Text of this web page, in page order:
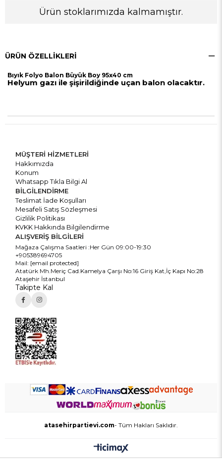
Ürün stoklarımızda kalmamıştır.
ÜRÜN ÖZELLIKLERI
Bıyık Folyo Balon Büyük Boy 95x40 cm
Helyum gazı ile şişirildiğinde uçan balon olacaktır.
MÜŞTERİ HİZMETLERİ
Hakkımızda
Konum
Whatsapp Tıkla Bilgi Al
BİLGİLENDİRME
Teslimat İade Koşulları
Mesafeli Satış Sözleşmesi
Gizlilik Politikası
KVKK Hakkında Bilgilendirme
ALIŞVERİŞ BİLGİLERİ
Mağaza Çalışma Saatleri :Her Gün 09:00-19:30
+905389694705
Mail: [email protected]
Atatürk Mh.Meriç Cad.Kamelya Çarşı No:16 Giriş Kat,İç Kapı No:28
Ataşehir İstanbul
Takipte Kal
atasehirpartievi.com- Tüm Hakları Saklıdır.